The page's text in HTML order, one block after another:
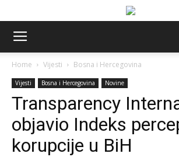
Home Vijesti Bosna i Hercegovina
Vijesti Bosna i Hercegovina Novine
Transparency
objavio Indeks
korupcije u BiH